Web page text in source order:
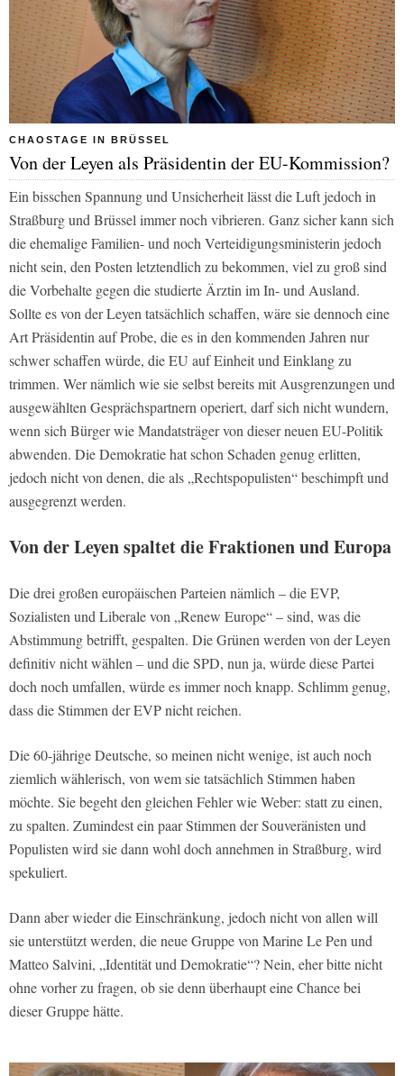
CHAOSTAGE IN BRÜSSEL
Von der Leyen als Präsidentin der EU-Kommission?
Ein bisschen Spannung und Unsicherheit lässt die Luft jedoch in
Straßburg und Brüssel immer noch vibrieren. Ganz sicher kann sich
die ehemalige Familien- und noch Verteidigungsministerin jedoch
nicht sein, den Posten letztendlich zu bekommen, viel zu groß sind
die Vorbehalte gegen die studierte Ärztin im In- und Ausland.
Sollte es von der Leyen tatsächlich schaffen, wäre sie dennoch eine
Art Präsidentin auf Probe, die es in den kommenden Jahren nur
schwer schaffen würde, die EU auf Einheit und Einklang zu
trimmen. Wer nämlich wie sie selbst bereits mit Ausgrenzungen und
ausgewählten Gesprächspartnern operiert, darf sich nicht wundern,
wenn sich Bürger wie Mandatsträger von dieser neuen EU-Politik
abwenden. Die Demokratie hat schon Schaden genug erlitten,
jedoch nicht von denen, die als „Rechtspopulisten“ beschimpft und
ausgegrenzt werden.
Von der Leyen spaltet die Fraktionen und Europa
Die drei großen europäischen Parteien nämlich – die EVP,
Sozialisten und Liberale von „Renew Europe“ – sind, was die
Abstimmung betrifft, gespalten. Die Grünen werden von der Leyen
definitiv nicht wählen – und die SPD, nun ja, würde diese Partei
doch noch umfallen, würde es immer noch knapp. Schlimm genug,
dass die Stimmen der EVP nicht reichen.
Die 60-jährige Deutsche, so meinen nicht wenige, ist auch noch
ziemlich wählerisch, von wem sie tatsächlich Stimmen haben
möchte. Sie begeht den gleichen Fehler wie Weber: statt zu einen,
zu spalten. Zumindest ein paar Stimmen der Souveränisten und
Populisten wird sie dann wohl doch annehmen in Straßburg, wird
spekuliert.
Dann aber wieder die Einschränkung, jedoch nicht von allen will
sie unterstützt werden, die neue Gruppe von Marine Le Pen und
Matteo Salvini, „Identität und Demokratie“? Nein, eher bitte nicht
ohne vorher zu fragen, ob sie denn überhaupt eine Chance bei
dieser Gruppe hätte.